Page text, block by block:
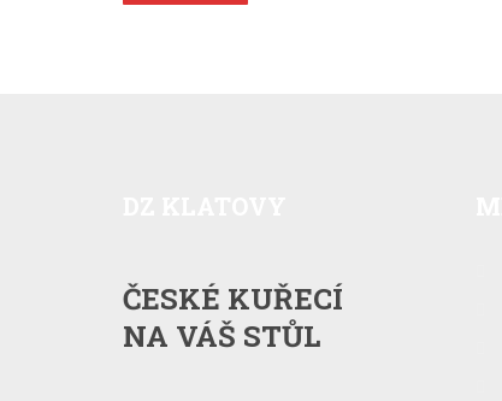
ČESKÉ KUŘECÍ
NA VÁŠ STŮL